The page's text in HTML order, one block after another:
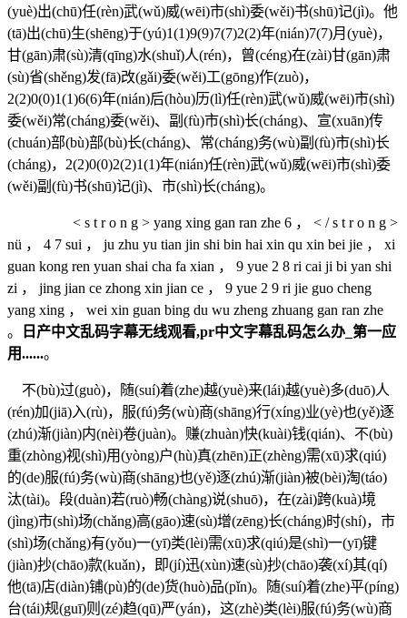
(yuè)出(chū)任(rèn)武(wǔ)威(wēi)市(shì)委(wěi)书(shū)记(jì)。他
(tā)出(chū)生(shēng)于(yú)1(1)9(9)7(7)2(2)年(nián)7(7)月(yuè)，
甘(gān)肃(sù)清(qīng)水(shuǐ)人(rén)，曾(céng)在(zài)甘(gān)肃
(sù)省(shěng)发(fā)改(gǎi)委(wěi)工(gōng)作(zuò)，
2(2)0(0)1(1)6(6)年(nián)后(hòu)历(lì)任(rèn)武(wǔ)威(wēi)市(shì)
委(wěi)常(cháng)委(wěi)、副(fù)市(shì)长(cháng)、宣(xuān)传
(chuán)部(bù)部(bù)长(cháng)、常(cháng)务(wù)副(fù)市(shì)长
(cháng)，2(2)0(0)2(2)1(1)年(nián)任(rèn)武(wǔ)威(wēi)市(shì)委
(wěi)副(fù)书(shū)记(jì)、市(shì)长(cháng)。
< s t r o n g > yang xing gan ran zhe 6 ， < / s t r o n g >
nü ， 4 7 sui ， ju zhu yu tian jin shi bin hai xin qu xin bei jie ， xi
guan kong ren yuan shai cha fa xian ， 9 yue 2 8 ri cai ji bi yan shi
zi ， jing jian ce zhong xin jian ce ， 9 yue 2 9 ri jie guo cheng
yang xing ， wei xin guan bing du wu zheng zhuang gan ran zhe
。
日产中文乱码字幕无线观看,pr中文字幕乱码怎么办_第一应
用......。
不(bù)过(guò)，随(suí)着(zhe)越(yuè)来(lái)越(yuè)多(duō)人
(rén)加(jiā)入(rù)，服(fú)务(wù)商(shāng)行(xíng)业(yè)也(yě)逐
(zhú)渐(jiàn)内(nèi)卷(juàn)。赚(zhuàn)快(kuài)钱(qián)、不(bù)
重(zhòng)视(shì)用(yòng)户(hù)真(zhēn)正(zhèng)需(xū)求(qiú)
的(de)服(fú)务(wù)商(shāng)也(yě)逐(zhú)渐(jiàn)被(bèi)淘(táo)
汰(tài)。段(duàn)若(ruò)畅(chàng)说(shuō)，在(zài)跨(kuà)境
(jìng)市(shì)场(chǎng)高(gāo)速(sù)增(zēng)长(cháng)时(shí)，市
(shì)场(chǎng)有(yǒu)一(yī)类(lèi)需(xū)求(qiú)是(shì)一(yī)键
(jiàn)抄(chāo)款(kuǎn)，即(jí)迅(xùn)速(sù)抄(chāo)袭(xí)其(qí)
他(tā)店(diàn)铺(pù)的(de)货(huò)品(pǐn)。随(suí)着(zhe)平(píng)
台(tái)规(guī)则(zé)趋(qū)严(yán)，这(zhè)类(lèi)服(fú)务(wù)商